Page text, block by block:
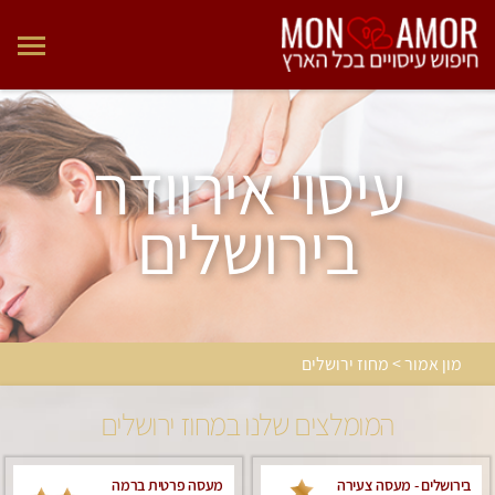
עיסוי אירוודה
בירושלים
מון אמור > מחוז ירושלים
המומלצים שלנו במחוז ירושלים
בירושלים - מעסה צעירה
מעסה פרטית ברמה